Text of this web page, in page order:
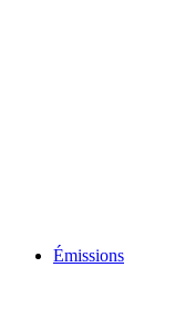
Émissions